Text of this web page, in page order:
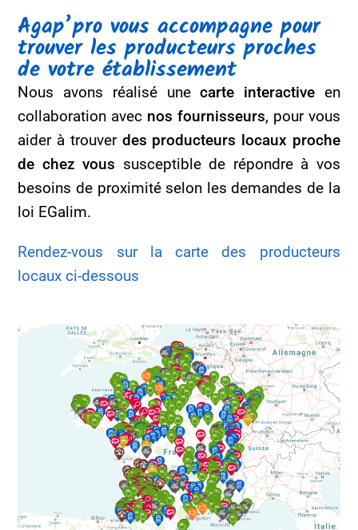
Agap’pro vous accompagne pour
trouver les producteurs proches
de votre établissement
Nous avons réalisé unecarte interactiveen
collaboration avec nos fournisseurs, pour vous
aider à trouver des producteurs locaux proche
de chez vous susceptible de répondre à vos
besoins de proximité selon les demandes de la
loi EGalim.
Rendez-vous sur la carte des producteurs
locaux ci-dessous